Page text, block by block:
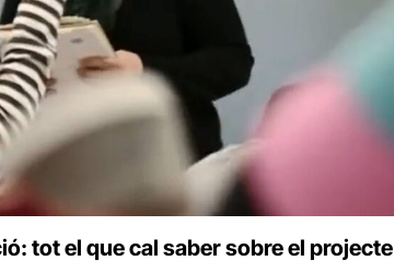
tot el que cal saber sobre el projecte